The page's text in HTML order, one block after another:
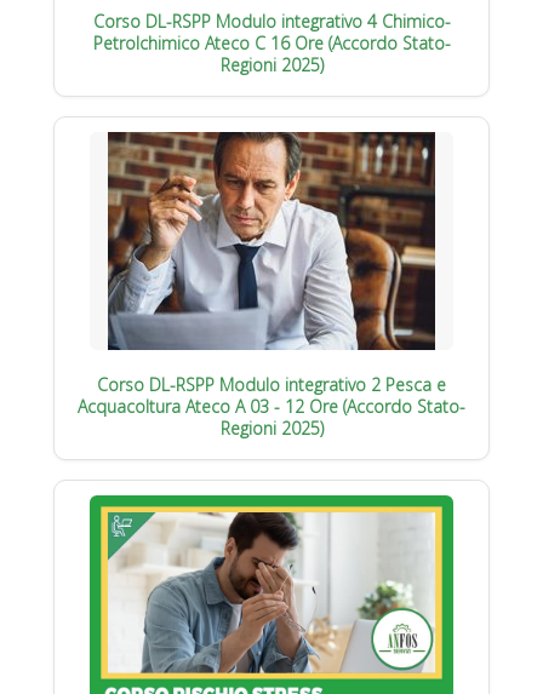
Corso DL-RSPP Modulo integrativo 4 Chimico-
Petrolchimico Ateco C 16 Ore (Accordo Stato-
Regioni 2025)
Corso DL-RSPP Modulo integrativo 2 Pesca e
Acquacoltura Ateco A 03 - 12 Ore (Accordo Stato-
Regioni 2025)